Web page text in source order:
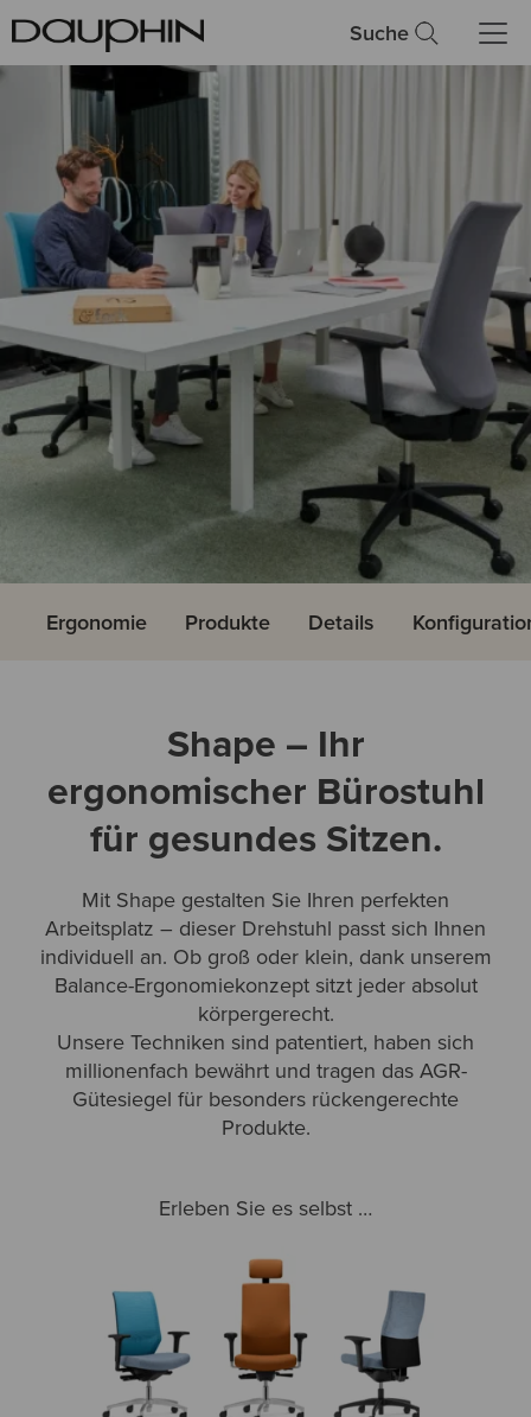
Suche
Ergonomie Produkte Details
Shape – Ihr
ergonomischer Bürostuhl
für gesundes Sitzen.
Mit Shape gestalten Sie Ihren perfekten
Arbeitsplatz – dieser Drehstuhl passt sich Ihnen
individuell an. Ob groß oder klein, dank unserem
Balance-Ergonomiekonzept sitzt jeder absolut
körpergerecht.
Unsere Techniken sind patentiert, haben sich
millionenfach bewährt und tragen das AGR-
Gütesiegel für besonders rückengerechte
Produkte.
Erleben Sie es selbst …